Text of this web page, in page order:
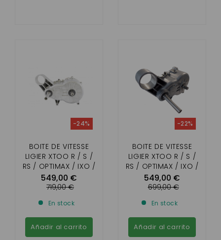
BOITE DE VITESSE
LIGIER XTOO R / S /
RS / OPTIMAX / IXO /
MICROCAR CARGO
MOTEUR PROGRESS
549,00 €
-24%
719,00 €
En stock
Añadir al carrito
BOITE DE VITESSE
LIGIER XTOO R / S /
RS / OPTIMAX / IXO /
MICROCAR CARGO
MOTEUR DCI
549,00 €
-22%
699,00 €
En stock
Añadir al carrito